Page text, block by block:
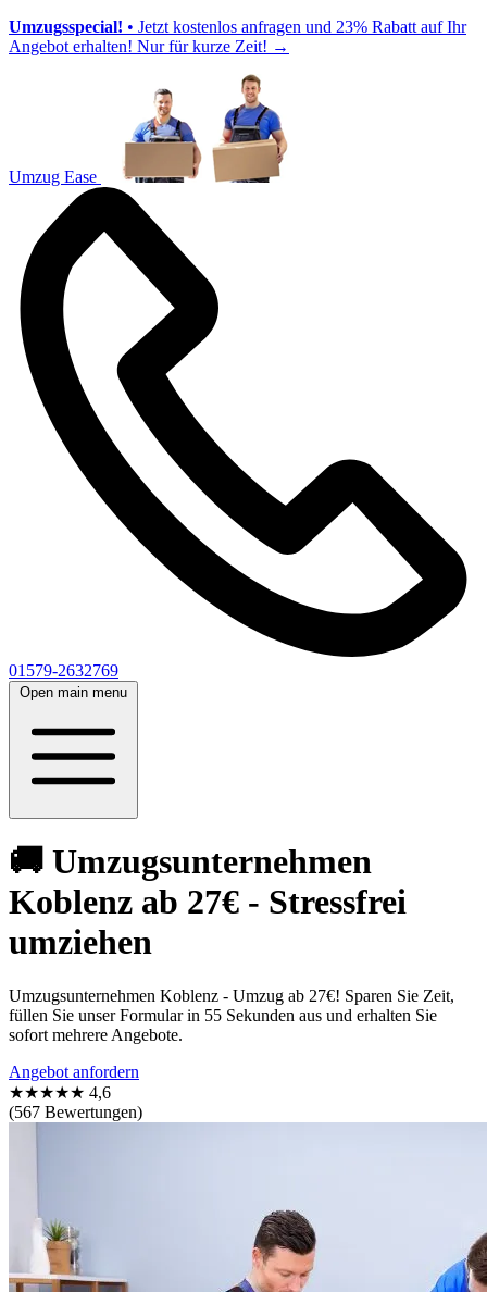
Umzugsspecial! • Jetzt kostenlos anfragen und 23% Rabatt auf Ihr
Angebot erhalten! Nur für kurze Zeit! →
Umzug Ease
01579-2632769
Open main menu
🚚 Umzugsunternehmen
Koblenz ab 27€ - Stressfrei
umziehen
Umzugsunternehmen Koblenz - Umzug ab 27€! Sparen Sie Zeit,
füllen Sie unser Formular in 55 Sekunden aus und erhalten Sie
sofort mehrere Angebote.
Angebot anfordern
★★★★★ 4,6
(567 Bewertungen)